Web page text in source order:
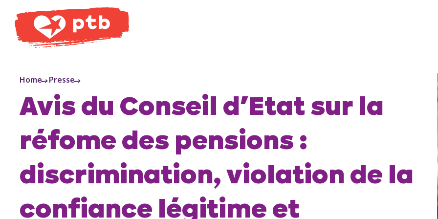
Home Presse
Avis du Conseil d’Etat sur la
réfome des pensions :
discrimination, violation de la
confiance légitime et